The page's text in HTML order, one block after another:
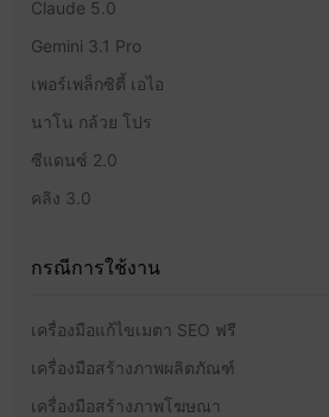
Claude 5.0
Gemini 3.1 Pro
เพอร์เพล็กซิตี้ เอไอ
นาโน กล้วย โปร
ซีแดนซ์ 2.0
คลิง 3.0
กรณีการใช้งาน
เครื่องมือแก้ไขเมตา SEO ฟรี
เครื่องมือสร้างภาพผลิตภัณฑ์
เครื่องมือสร้างภาพโฆษณา